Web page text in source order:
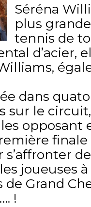
Séréna
plus
tennis de
d’acier,
dans
sur le
opposant
s’affronter
joueuses à
Grand
!